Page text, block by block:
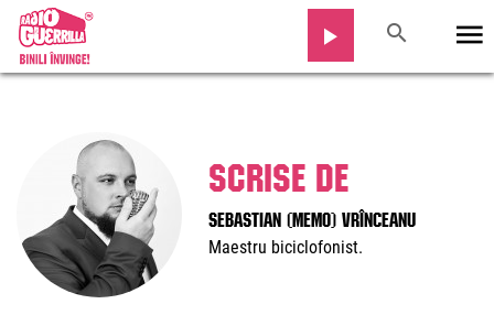
Scrise de
Sebastian (Memo) Vrînceanu
Maestru biciclofonist.